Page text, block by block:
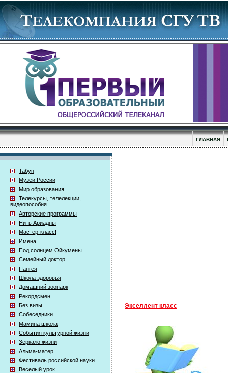
ГЛАВНАЯ
Табун
Музеи России
Мир образования
Телекурсы, телелекции,
видеопособия
Авторские программы
Нить Ариадны
Мастер-класс!
Имена
Под солнцем Ойкумены
Семейный доктор
Пангея
Школа здоровья
Домашний зоопарк
Рекордсмен
Без визы
Собеседники
Мамина школа
События культурной жизни
Зеркало жизни
Альма-матер
Фестиваль российской науки
Веселый урок
Экселлент класс